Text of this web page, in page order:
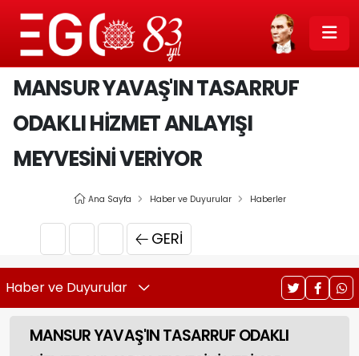
MANSUR YAVAŞ'IN TASARRUF
ODAKLI HİZMET ANLAYIŞI
MEYVESİNİ VERİYOR
Ana Sayfa Haber ve Duyurular Haberler
GERI
Haber ve Duyurular
MANSUR YAVAŞ'IN TASARRUF ODAKLI